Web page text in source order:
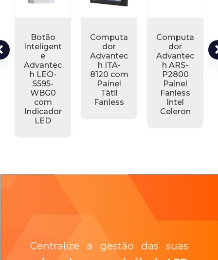
Computa
dor
Advantec
h ITA-
8120 com
Painel
Tátil
Fanless
Computa
dor
Advantec
h ARS-
P2800
Painel
Fanless
Intel
Computa
dor
Advantec
h ITA-
7220 de
Painel
Fanless
Intel
Celeron